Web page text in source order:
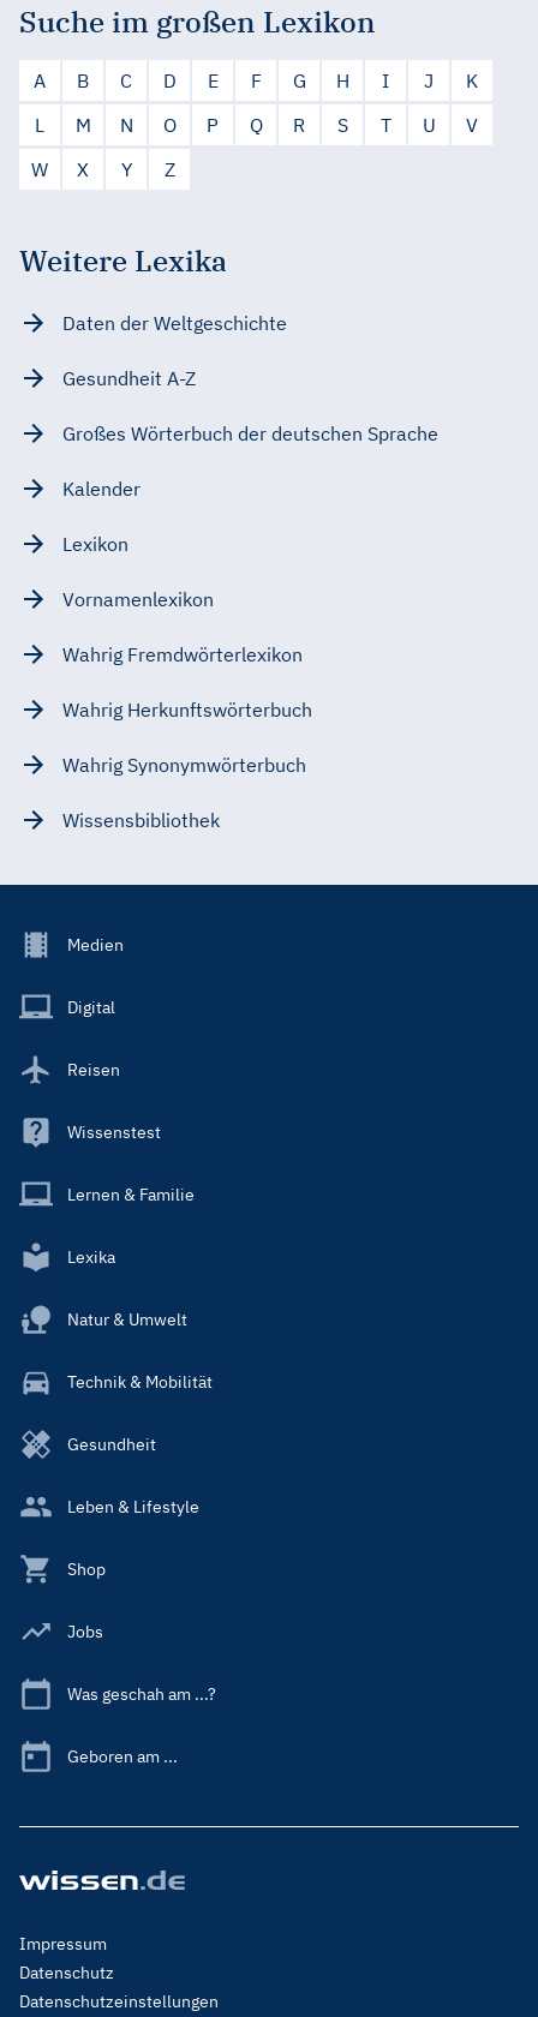
Suche im großen Lexikon
A B C D E F G H I J
K
L
M N O P Q R S T U
V
W
X Y Z
Weitere Lexika
Daten der Weltgeschichte
Gesundheit A-Z
Großes Wörterbuch der deutschen Sprache
Kalender
Lexikon
Vornamenlexikon
Wahrig Fremdwörterlexikon
Wahrig Herkunftswörterbuch
Wahrig Synonymwörterbuch
Wissensbibliothek
Footer
Main
Medien
Digital
Reisen
Wissenstest
Lernen & Familie
Lexika
Natur & Umwelt
Technik & Mobilität
Gesundheit
Leben & Lifestyle
Shop
Jobs
Was geschah am ...?
Geboren am ...
Footer
Menu
Legal
Impressum
Datenschutz
Datenschutzeinstellungen